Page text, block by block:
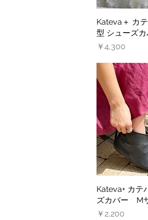
クイ
Kateva＋ カ
型 シューズ
価格
￥4,300
クイ
Kateva+ カ
ズカバー M
価格
￥2,200